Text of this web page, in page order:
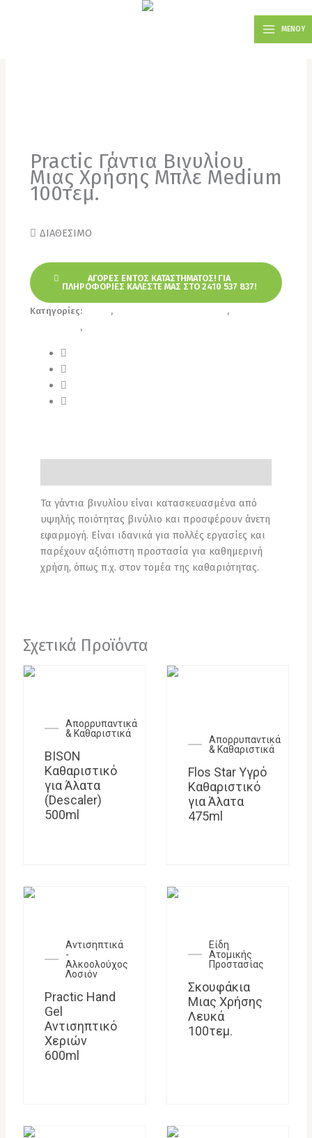
MAIN
MENUΜΕΝΟΥ
Practic Γάντια Βινυλίου
Μιας Χρήσης Μπλε Medium
100τεμ.
ΔΙΑΘΕΣΙΜΟ
ΑΓΟΡΕΣ ΕΝΤΟΣ ΚΑΤΑΣΤΗΜΑΤΟΣ! ΓΙΑ
ΠΛΗΡΟΦΟΡΙΕΣ ΚΑΛΕΣΤΕ ΜΑΣ ΣΤΟ 2410 537 837!
Κατηγορίες: , ,
,
Τα γάντια βινυλίου είναι κατασκευασμένα από
υψηλής ποιότητας βινύλιο και προσφέρουν άνετη
εφαρμογή. Είναι ιδανικά για πολλές εργασίες και
παρέχουν αξιόπιστη προστασία για καθημερινή
χρήση, όπως π.χ. στον τομέα της καθαριότητας.
Σχετικά Προϊόντα
Απορρυπαντικά
& Καθαριστικά
BISON
Καθαριστικό
για Άλατα
(Descaler)
500ml
Απορρυπαντικά
& Καθαριστικά
Flos Star Υγρό
Καθαριστικό
για Άλατα
475ml
Αντισηπτικά
-
Αλκοολούχος
Λοσιόν
Practic Hand
Gel
Αντισηπτικό
Χεριών
600ml
Είδη
Ατομικής
Προστασίας
Σκουφάκια
Μιας Χρήσης
Λευκά
100τεμ.